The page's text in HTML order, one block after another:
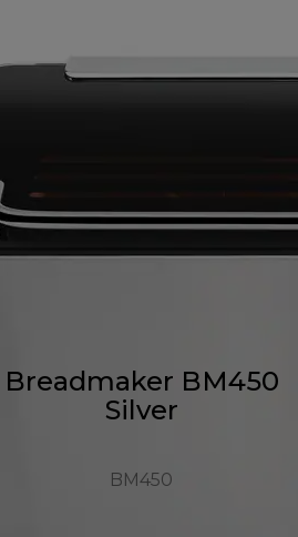
Breadmaker BM450
Silver
BM450